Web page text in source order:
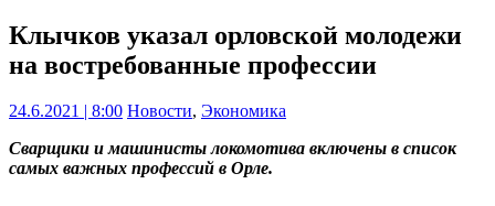
Клычков указал орловской молодежи
на востребованные профессии
24.6.2021 | 8:00 Новости, Экономика
Сварщики и машинисты локомотива включены в список
самых важных профессий в Орле.